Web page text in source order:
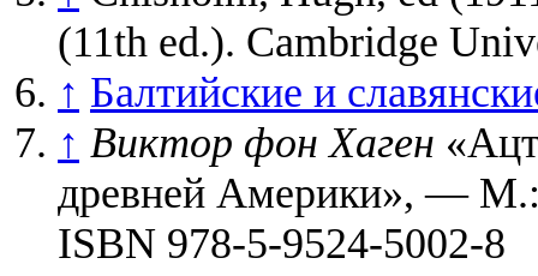
(11th ed.). Cambridge
↑ Балтийские и
↑ Виктор фон Хаген
древней Америки», —
ISBN 978-5-9524-5002-8